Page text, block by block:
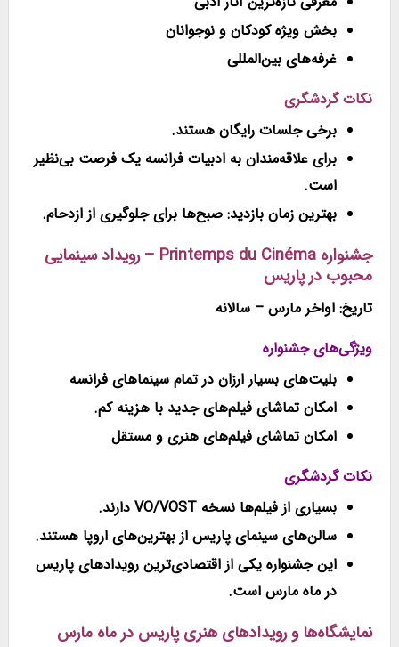
بخش ویژه کودکان و نوجوانان
غرفه‌های بین‌المللی
نکات گردشگری
برخی جلسات رایگان هستند.
برای علاقه‌مندان به ادبیات فرانسه یک فرصت بی‌نظیر
است.
بهترین زمان بازدید: صبح‌ها برای جلوگیری از ازدحام.
جشنواره Printemps du Cinéma – رویداد سینمایی
محبوب در پاریس
تاریخ: اواخر مارس – سالانه
ویژگی‌های جشنواره
بلیت‌های بسیار ارزان در تمام سینماهای فرانسه
امکان تماشای فیلم‌های جدید با هزینه کم.
امکان تماشای فیلم‌های هنری و مستقل
نکات گردشگری
بسیاری از فیلم‌ها نسخه VO/VOST دارند.
سالن‌های سینمای پاریس از بهترین‌های اروپا هستند.
این جشنواره یکی از اقتصادی‌ترین رویدادهای پاریس
در ماه مارساست.
نمایشگاه‌ها و رویدادهای هنری پاریس در ماه مارس